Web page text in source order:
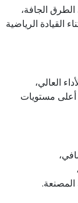
الطرق الجافة،
القيادة الرياضية
العالي،
أعلى مستويات
المصنعة.